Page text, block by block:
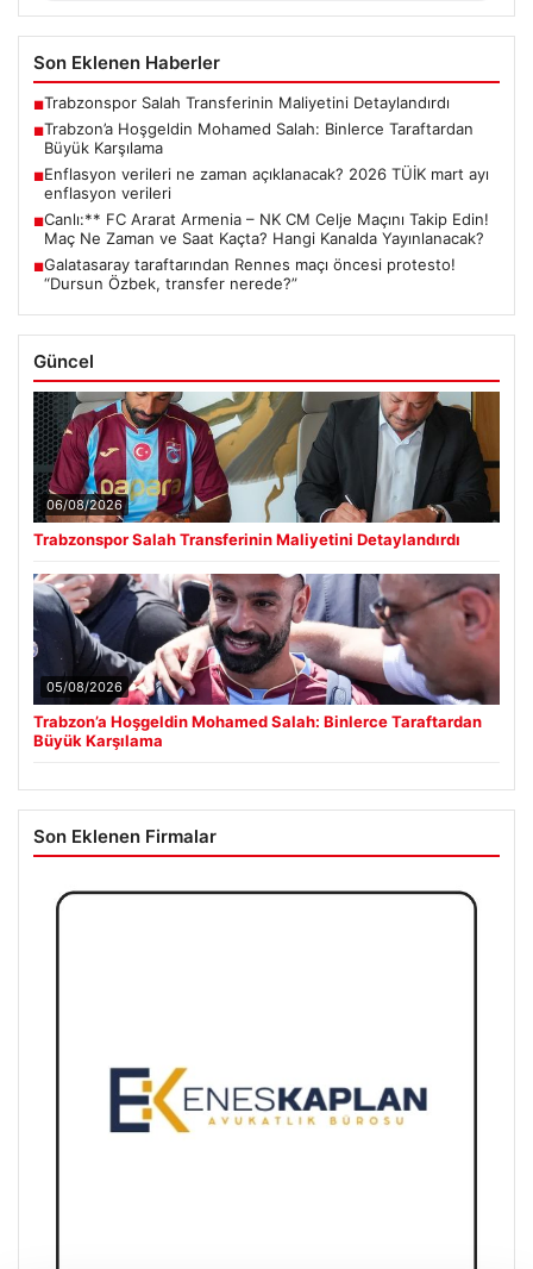
Son Eklenen Haberler
■Trabzonspor Salah Transferinin Maliyetini Detaylandırdı
■Trabzon’a Hoşgeldin Mohamed Salah: Binlerce Taraftardan
Büyük Karşılama
■Enflasyon verileri ne zaman açıklanacak? 2026 TÜİK mart ayı
enflasyon verileri
■Canlı:** FC Ararat Armenia – NK CM Celje Maçını Takip Edin!
Maç Ne Zaman ve Saat Kaçta? Hangi Kanalda Yayınlanacak?
■Galatasaray taraftarından Rennes maçı öncesi protesto!
“Dursun Özbek, transfer nerede?”
Güncel
06/08/2026
Trabzonspor Salah Transferinin Maliyetini Detaylandırdı
05/08/2026
Trabzon’a Hoşgeldin Mohamed Salah: Binlerce Taraftardan
Büyük Karşılama
Son Eklenen Firmalar